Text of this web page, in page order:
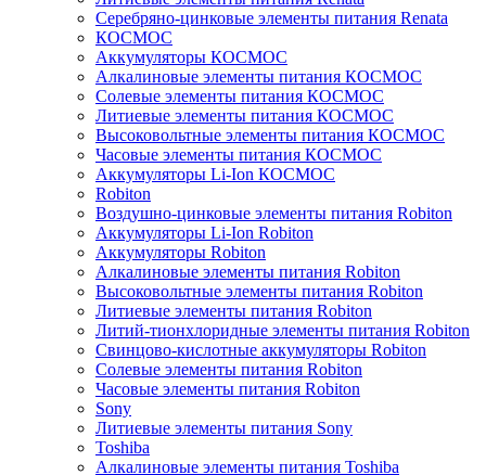
Серебряно-цинковые элементы питания Renata
КОСМОС
Аккумуляторы КОСМОС
Алкалиновые элементы питания КОСМОС
Солевые элементы питания КОСМОС
Литиевые элементы питания КОСМОС
Высоковольтные элементы питания КОСМОС
Часовые элементы питания КОСМОС
Аккумуляторы Li-Ion КОСМОС
Robiton
Воздушно-цинковые элементы питания Robiton
Аккумуляторы Li-Ion Robiton
Аккумуляторы Robiton
Алкалиновые элементы питания Robiton
Высоковольтные элементы питания Robiton
Литиевые элементы питания Robiton
Литий-тионхлоридные элементы питания Robiton
Свинцово-кислотные аккумуляторы Robiton
Солевые элементы питания Robiton
Часовые элементы питания Robiton
Sony
Литиевые элементы питания Sony
Toshiba
Алкалиновые элементы питания Toshiba